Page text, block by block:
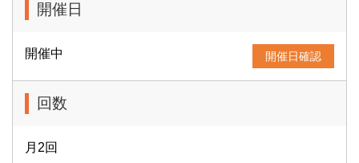
開催日
開催中 開催日確認
回数
月2回